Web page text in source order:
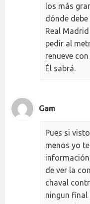
los más
dónde debe
Real
pedir al
renueve
Él sabrá.
Gam
Pues si
menos yo
información
de ver la
chaval
ningun final